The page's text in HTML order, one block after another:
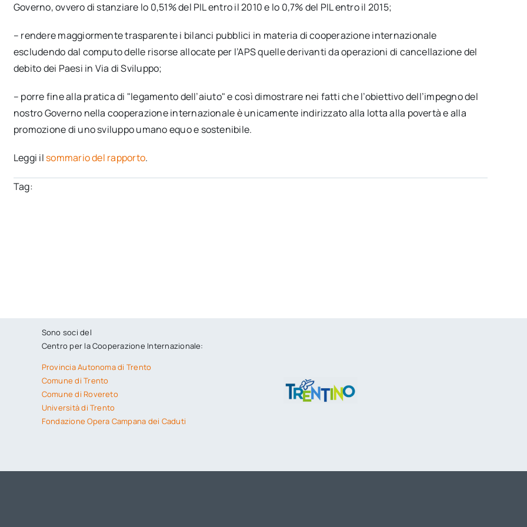
Governo, ovvero di stanziare lo 0,51% del PIL entro il 2010 e lo 0,7% del PIL entro il 2015;
– rendere maggiormente trasparente i bilanci pubblici in materia di cooperazione internazionale
escludendo dal computo delle risorse allocate per l’APS quelle derivanti da operazioni di cancellazione del
debito dei Paesi in Via di Sviluppo;
– porre fine alla pratica di "legamento dell’aiuto" e così dimostrare nei fatti che l’obiettivo dell’impegno del
nostro Governo nella cooperazione internazionale è unicamente indirizzato alla lotta alla povertà e alla
promozione di uno sviluppo umano equo e sostenibile.
Leggi il sommario del rapporto.
Tag:
Sono soci del
Centro per la Cooperazione Internazionale:
Provincia Autonoma di Trento
Comune di Trento
Comune di Rovereto
Università di Trento
Fondazione Opera Campana dei Caduti